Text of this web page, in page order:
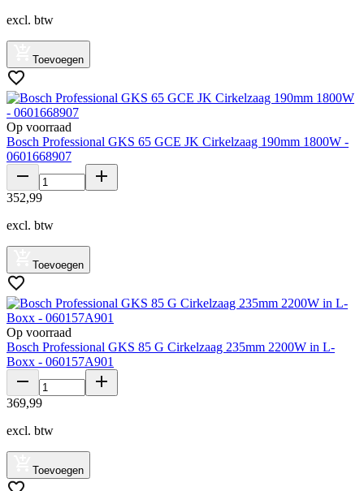
excl. btw
Toevoegen
Op voorraad
Bosch Professional GKS 65 GCE JK Cirkelzaag 190mm 1800W -
0601668907
352,99
excl. btw
Toevoegen
Op voorraad
Bosch Professional GKS 85 G Cirkelzaag 235mm 2200W in L-
Boxx - 060157A901
369,99
excl. btw
Toevoegen